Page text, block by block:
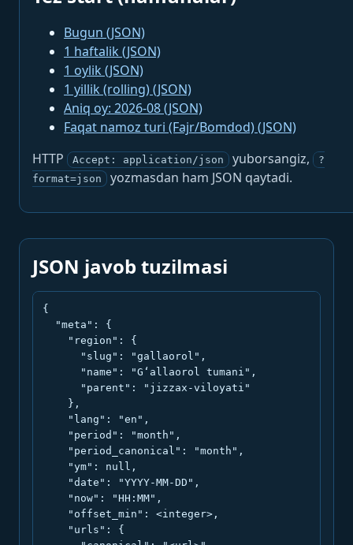
Bugun (JSON)
1 haftalik (JSON)
1 oylik (JSON)
1 yillik (rolling) (JSON)
Aniq oy: 2026-08 (JSON)
Faqat namoz turi (Fajr/Bomdod) (JSON)
HTTP
Accept: application/json yuborsangiz,
?
format=json
yozmasdan ham JSON qaytadi.
JSON javob tuzilmasi
{
  "meta": {
    "region": {
      "slug": "gallaorol",
      "name": "G‘allaorol tumani",
      "parent": "jizzax-viloyati"
    },
    "lang": "en",
    "period": "month",
    "period_canonical": "month",
    "ym": null,
    "date": "YYYY-MM-DD",
    "now": "HH:MM",
    "offset_min": <integer>,
    "urls": {